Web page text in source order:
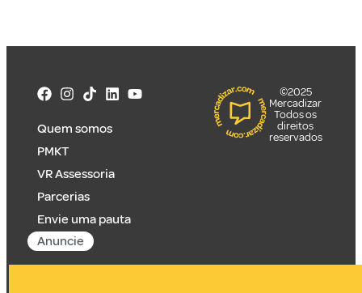
Quem somos
PMKT
VR Assessoria
Parcerias
Envie uma pauta
Anuncie
©2025
Mercadizar
Todos os
direitos
reservados